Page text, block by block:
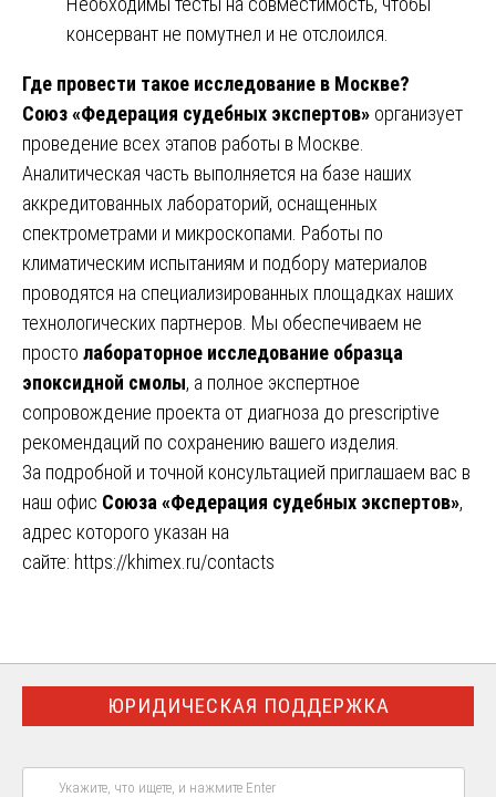
консервант не помутнел и не отслоился.
Где провести такое исследование в Москве?
Союз «Федерация судебных экспертов» организует
проведение всех этапов работы в Москве.
Аналитическая часть выполняется на базе наших
аккредитованных лабораторий, оснащенных
спектрометрами и микроскопами. Работы по
климатическим испытаниям и подбору материалов
проводятся на специализированных площадках наших
технологических партнеров. Мы обеспечиваем не
просто лабораторное исследование образца
эпоксидной смолы, а полное экспертное
сопровождение проекта от диагноза до prescriptive
рекомендаций по сохранению вашего изделия.
За подробной и точной консультацией приглашаем вас в
наш офис Союза «Федерация судебных экспертов»,
адрес которого указан на
сайте: https://khimex.ru/contacts
ЮРИДИЧЕСКАЯ ПОДДЕРЖКА